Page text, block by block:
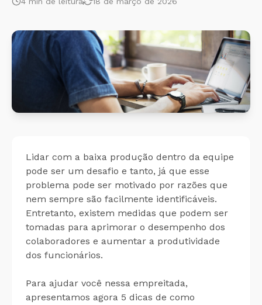
Conheça o produto
Conheça nosso produto de
forma gratuita!
Lidar com a baixa produção dentro da equipe
pode ser um desafio e tanto, já que esse
problema pode ser motivado por razões que
nem sempre são facilmente identificáveis.
Entretanto, existem medidas que podem ser
tomadas para aprimorar o desempenho dos
colaboradores e aumentar a produtividade
dos funcionários.
Para ajudar você nessa empreitada,
apresentamos agora 5 dicas de como